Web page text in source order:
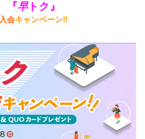
『早トク』
入会キャンペーン‼